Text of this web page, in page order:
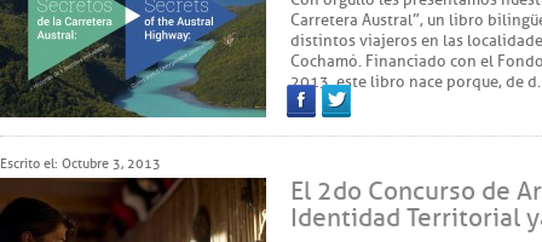
Carretera Austral”, un libro
distintos viajeros en las
Cochamó. Financiado con el
2013, este libro nace porque, de
FacebookTwitter
Escrito el: Octubre 3, 2013
El 2do Concurso de
Identidad Territorial